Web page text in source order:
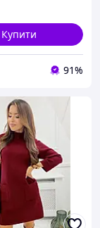
Купити
91%